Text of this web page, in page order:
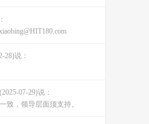
28)说：
07-29)说：
致，领导层面须支持。